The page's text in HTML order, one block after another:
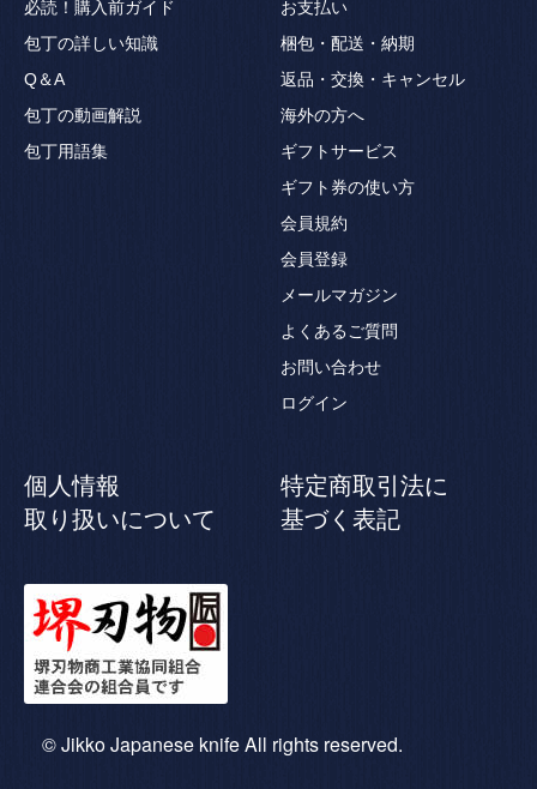
必読！購入前ガイド
包丁の詳しい知識
Q＆A
包丁の動画解説
包丁用語集
お支払い
梱包・配送・納期
返品・交換・キャンセル
海外の方へ
ギフトサービス
ギフト券の使い方
会員規約
会員登録
メールマガジン
よくあるご質問
お問い合わせ
ログイン
個人情報
取り扱いについて
特定商取引法に
基づく表記
© Jikko Japanese knife All rights reserved.